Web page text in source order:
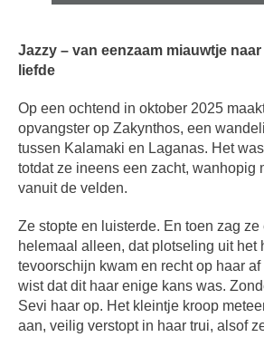
Jazzy – van eenzaam miauwtje
liefde
Op een ochtend in oktober 2025
opvangster op Zakynthos, een
tussen Kalamaki en Laganas. Het
totdat ze ineens een zacht, wanhopig
vanuit de velden.
Ze stopte en luisterde. En toen zag
helemaal alleen, dat plotseling uit het
tevoorschijn kwam en recht op haar
wist dat dit haar enige kans was.
Sevi haar op. Het kleintje kroop
aan, veilig verstopt in haar trui, alsof